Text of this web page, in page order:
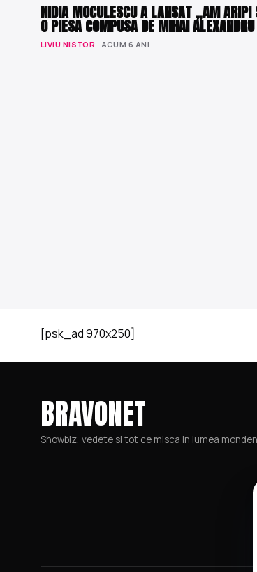
NIDIA MOCULESCU A LANSAT „AM ARIPI
O PIESA COMPUSA DE MIHAI ALEXANDRU
LIVIU NISTOR · ACUM 6 ANI
[psk_ad 970x250]
BRAVONET
Showbiz, vedete si tot ce misca in lumea